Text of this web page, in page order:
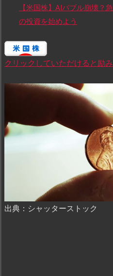
【米国株】AIバブル崩壊？
の投資を始めよう
クリックしていただけると励み
出典：シャッターストック